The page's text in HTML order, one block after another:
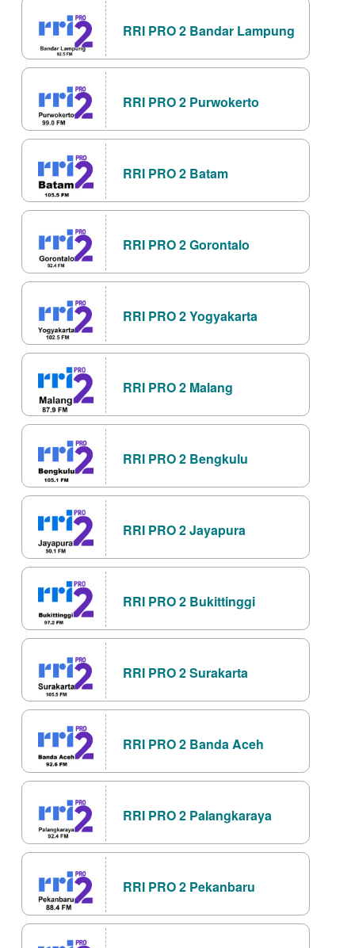
RRI PRO 2 Bandar Lampung
RRI PRO 2 Purwokerto
RRI PRO 2 Batam
RRI PRO 2 Gorontalo
RRI PRO 2 Yogyakarta
RRI PRO 2 Malang
RRI PRO 2 Bengkulu
RRI PRO 2 Jayapura
RRI PRO 2 Bukittinggi
RRI PRO 2 Surakarta
RRI PRO 2 Banda Aceh
RRI PRO 2 Palangkaraya
RRI PRO 2 Pekanbaru